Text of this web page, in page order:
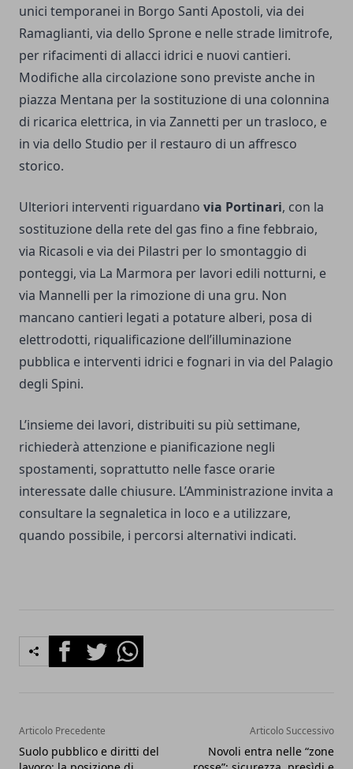
unici temporanei in Borgo Santi Apostoli, via dei
Ramaglianti, via dello Sprone e nelle strade limitrofe,
per rifacimenti di allacci idrici e nuovi cantieri.
Modifiche alla circolazione sono previste anche in
piazza Mentana per la sostituzione di una colonnina
di ricarica elettrica, in via Zannetti per un trasloco, e
in via dello Studio per il restauro di un affresco
storico.
Ulteriori interventi riguardano via Portinari, con la
sostituzione della rete del gas fino a fine febbraio,
via Ricasoli e via dei Pilastri per lo smontaggio di
ponteggi, via La Marmora per lavori edili notturni, e
via Mannelli per la rimozione di una gru. Non
mancano cantieri legati a potature alberi, posa di
elettrodotti, riqualificazione dell’illuminazione
pubblica e interventi idrici e fognari in via del Palagio
degli Spini.
L’insieme dei lavori, distribuiti su più settimane,
richiederà attenzione e pianificazione negli
spostamenti, soprattutto nelle fasce orarie
interessate dalle chiusure. L’Amministrazione invita a
consultare la segnaletica in loco e a utilizzare,
quando possibile, i percorsi alternativi indicati.
FacebookTwitterWhatsapp
Articolo Precedente
Suolo pubblico e diritti del
Articolo Successivo
Novoli entra nelle “zone